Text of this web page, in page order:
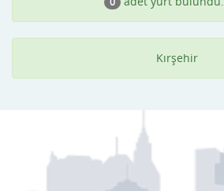
Kırşehir